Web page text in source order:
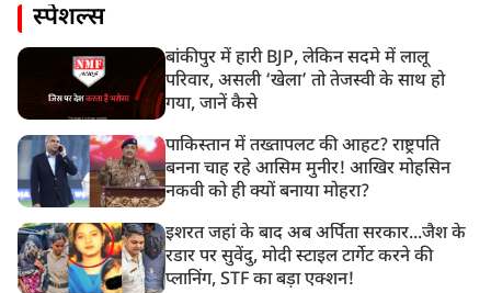
स्पेशल्स
बांकीपुर में हारी BJP, लेकिन सदमे में लालू
परिवार, असली ‘खेला’ तो तेजस्वी के साथ हो
गया, जानें कैसे
पाकिस्तान में तख्तापलट की आहट? राष्ट्रपति
बनना चाह रहे आसिम मुनीर! आखिर मोहसिन
नकवी को ही क्यों बनाया मोहरा?
इशरत जहां के बाद अब अर्पिता सरकार...जैश के
रडार पर सुवेंदु, मोदी स्टाइल टार्गेट करने की
प्लानिंग, STF का बड़ा एक्शन!